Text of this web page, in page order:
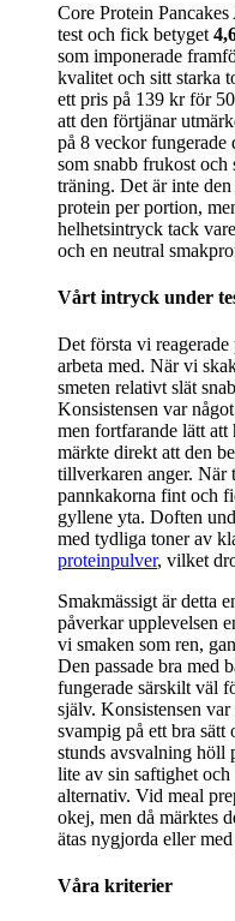
Core Protein
test och fick betyget
som imponerade
kvalitet och sitt starka
ett pris på 139 kr för
att den förtjänar
på 8 veckor fungerade
som snabb frukost
träning. Det är inte
protein per portion,
helhetsintryck tack
och en neutral
Vårt intryck under
Det första vi
arbeta med. När vi
smeten relativt slät
Konsistensen var
men fortfarande lätt
märkte direkt att den
tillverkaren anger. När
pannkakorna fint och
gyllene yta. Doften
med tydliga toner av
proteinpulver, vilket
Smakmässigt är detta
påverkar upplevelsen
vi smaken som ren,
Den passade bra med
fungerade särskilt väl
själv. Konsistensen
svampig på ett bra sätt
stunds avsvalning höll
lite av sin saftighet och
alternativ. Vid meal
okej, men då märktes
ätas nygjorda eller
Våra kriterier